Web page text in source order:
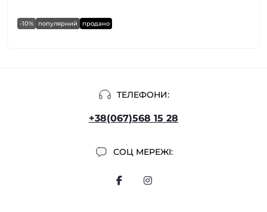
-10% популярний продано
ТЕЛЕФОНИ:
+38(067)568 15 28
СОЦ МЕРЕЖІ: